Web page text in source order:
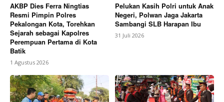
AKBP Dies Ferra Ningtias
Resmi Pimpin Polres
Pekalongan Kota, Torehkan
Sejarah sebagai Kapolres
Perempuan Pertama di Kota
Batik
1 Agustus 2026
Pelukan Kasih Polri untuk Anak
Negeri, Polwan Jaga Jakarta
Sambangi SLB Harapan Ibu
31 Juli 2026